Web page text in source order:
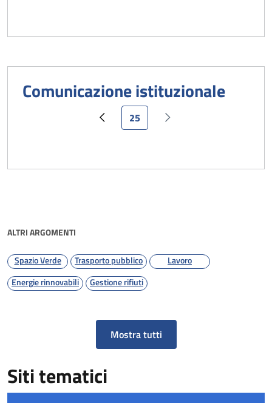
Comunicazione istituzionale
Pagina precedente
Pagina attuale
25 Pagina successiva
ALTRI ARGOMENTI
Spazio Verde Trasporto pubblico
Lavoro
Energie rinnovabili
Gestione rifiuti
Mostra tutti
Siti tematici